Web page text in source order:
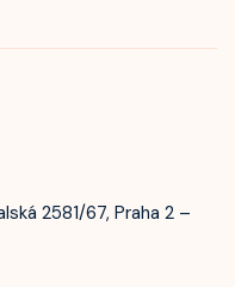
2581/67, Praha 2 –